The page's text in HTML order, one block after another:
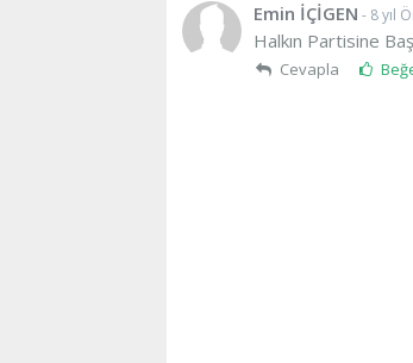
Emin İÇİGEN - 8 yıl
Halkın Partisine
Cevapla